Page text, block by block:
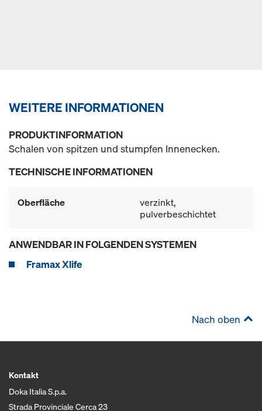
WEITERE INFORMATIONEN
PRODUKTINFORMATION
Schalen von spitzen und stumpfen Innenecken.
TECHNISCHE INFORMATIONEN
Oberfläche
verzinkt,
pulverbeschichtet
ANWENDBAR IN FOLGENDEN SYSTEMEN
Framax Xlife
Nach oben
Kontakt
Doka Italia S.p.a.
Strada Provinciale Cerca 23